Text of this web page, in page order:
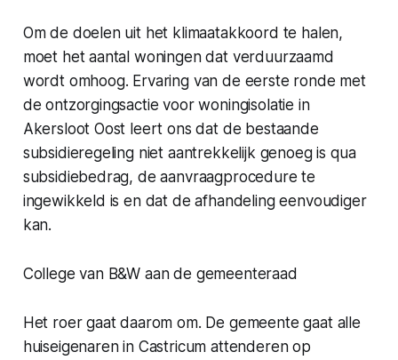
Om de doelen uit het klimaatakkoord te halen,
moet het aantal woningen dat verduurzaamd
wordt omhoog. Ervaring van de eerste ronde met
de ontzorgingsactie voor woningisolatie in
Akersloot Oost leert ons dat de bestaande
subsidieregeling niet aantrekkelijk genoeg is qua
subsidiebedrag, de aanvraagprocedure te
ingewikkeld is en dat de afhandeling eenvoudiger
kan.
College van B&W aan de gemeenteraad
Het roer gaat daarom om. De gemeente gaat alle
huiseigenaren in Castricum attenderen op